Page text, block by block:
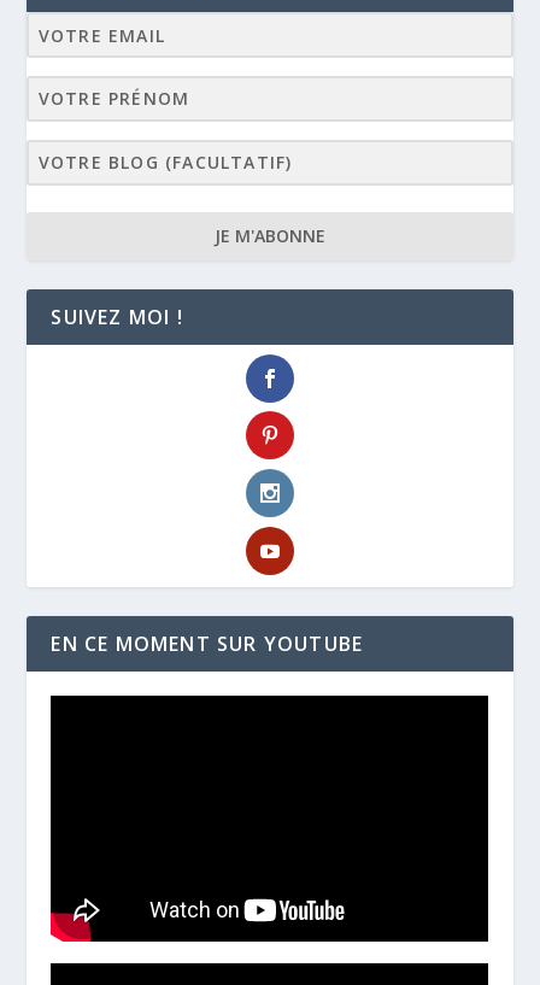
JE M'ABONNE
SUIVEZ MOI !
EN CE MOMENT SUR YOUTUBE